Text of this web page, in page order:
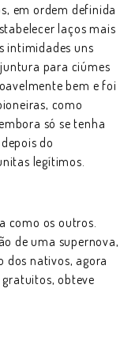
em ordem definida
laços mais
intimidades uns
para ciúmes
bem e foi
como
só se tenha
do
legítimos.
como os outros.
de uma supernova,
dos nativos, agora
obteve